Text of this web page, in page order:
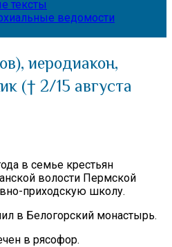
тексты
ведомости
иеродиакон,
(† 2/15 августа
в семье крестьян
волости Пермской
приходскую школу.
в Белогорский монастырь.
в рясофор.